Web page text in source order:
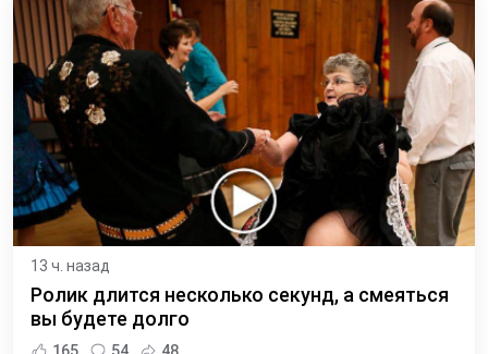
13 ч. назад
Ролик длится несколько секунд, а смеяться
вы будете долго